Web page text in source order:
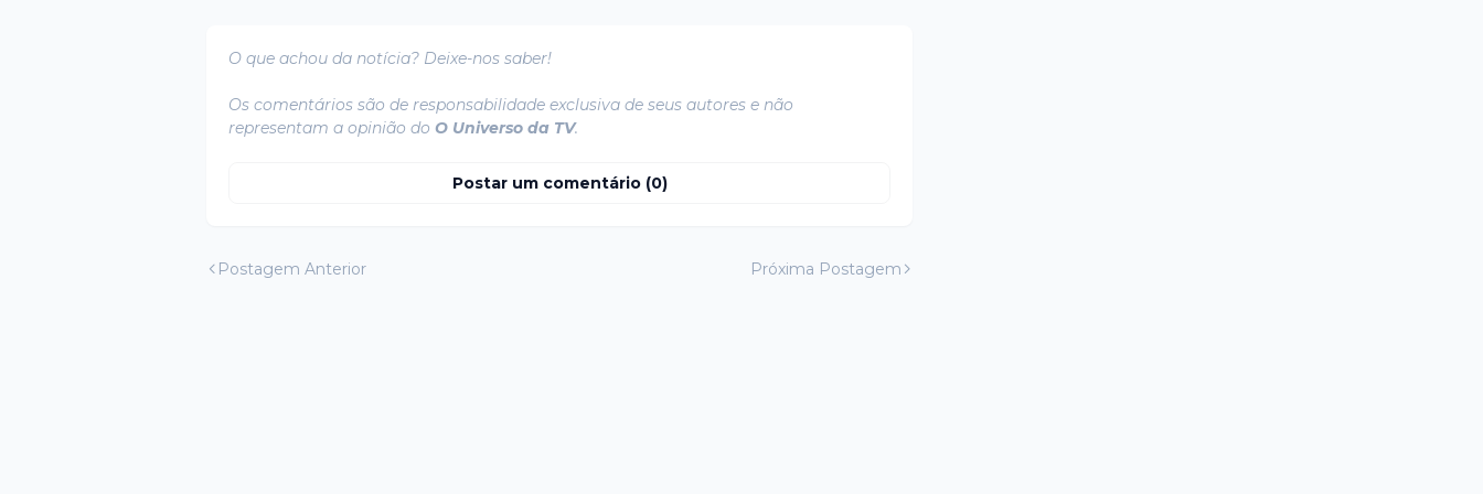
O que achou da notícia? Deixe-nos saber!
Os comentários são de responsabilidade exclusiva de seus autores e não
representam a opinião do O Universo da TV.
Postar um comentário (0)
Postagem Anterior Próxima Postagem